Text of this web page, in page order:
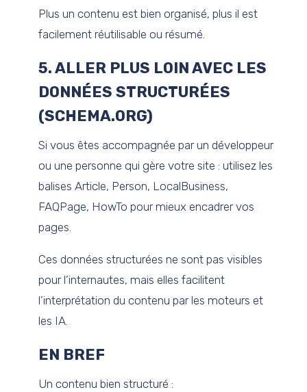
Plus un contenu est bien organisé, plus il est
facilement réutilisable ou résumé.
5. ALLER PLUS LOIN AVEC LES
DONNÉES STRUCTURÉES
(SCHEMA.ORG)
Si vous êtes accompagnée par un développeur
ou une personne qui gère votre site : utilisez les
balises Article, Person, LocalBusiness,
FAQPage, HowTo pour mieux encadrer vos
pages.
Ces données structurées ne sont pas visibles
pour l’internautes, mais elles facilitent
l’interprétation du contenu par les moteurs et
les IA.
EN BREF
Un contenu bien structuré :